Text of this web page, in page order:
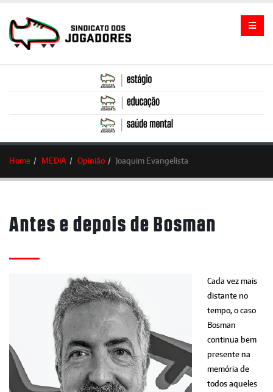
Home MEDIA Opinião Joaquim Evangelista
Antes e depois de Bosman
Cada vez mais
distante no
tempo, o caso
Bosman
continua bem
presente na
memória de
todos aqueles